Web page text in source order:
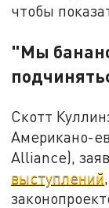
чтобы
"Мы
Скотт
Американо-
Alliance),
выступлений